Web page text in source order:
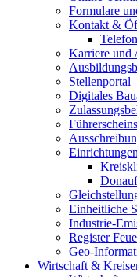
Formulare
Kontakt &
Karriere und
Stellenportal
Digitales
Einheitliche
Industrie-
Register
Geo-
Wirtschaft &